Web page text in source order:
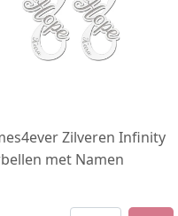
Zilveren Infinity
met Namen